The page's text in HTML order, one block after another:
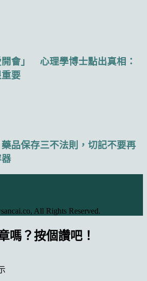
開會」 心理學博士點出真相：
要
品保存三不法則，切記不要再
All Rights Reserved.
嗎？按個讚吧！